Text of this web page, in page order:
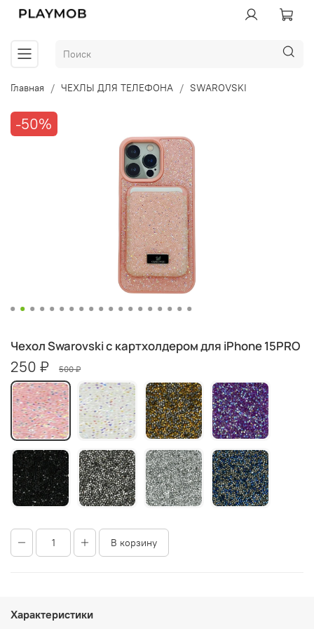
Главная ЧЕХЛЫ ДЛЯ ТЕЛЕФОНА SWAROVSKI
-50%
Чехол Swarovski с картхолдером для iPhone 15PRO
250 ₽ 500 ₽
В корзину
Характеристики